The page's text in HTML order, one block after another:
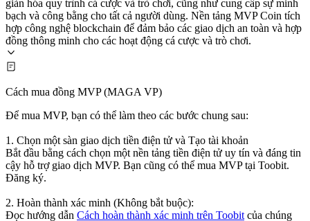
giản hóa quy trình cá cược và trò chơi, cũng như cung cấp sự minh
bạch và công bằng cho tất cả người dùng. Nền tảng MVP Coin tích
hợp công nghệ blockchain để đảm bảo các giao dịch an toàn và hợp
đồng thông minh cho các hoạt động cá cược và trò chơi.
Cách mua đồng MVP (MAGA VP)
Để mua MVP, bạn có thể làm theo các bước chung sau:
1. Chọn một sàn giao dịch tiền điện tử và Tạo tài khoản
Bắt đầu bằng cách chọn một nền tảng tiền điện tử uy tín và đáng tin
cậy hỗ trợ giao dịch MVP. Bạn cũng có thể mua MVP tại Toobit.
Đăng ký.
2. Hoàn thành xác minh (Không bắt buộc):
Đọc hướng dẫn Cách hoàn thành xác minh trên Toobit của chúng